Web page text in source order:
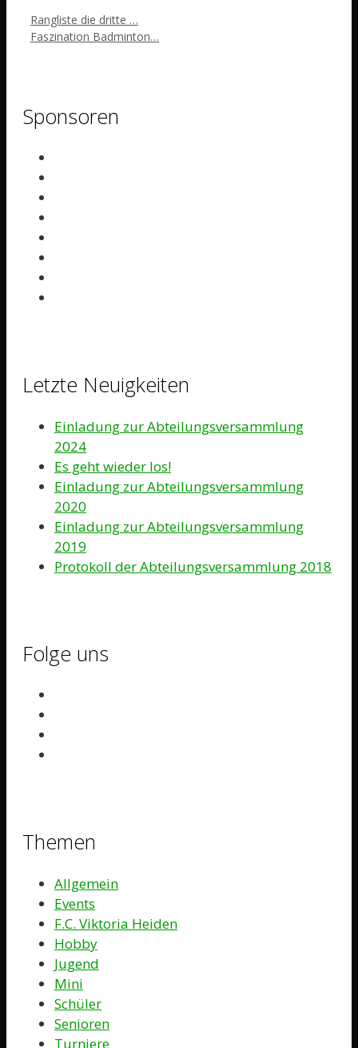
Rangliste die dritte …
Faszination Badminton…
Sponsoren
Letzte Neuigkeiten
Einladung zur Abteilungsversammlung
2024
Es geht wieder los!
Einladung zur Abteilungsversammlung
2020
Einladung zur Abteilungsversammlung
2019
Protokoll der Abteilungsversammlung 2018
Folge uns
Themen
Allgemein
Events
F.C. Viktoria Heiden
Hobby
Jugend
Mini
Schüler
Senioren
Turniere